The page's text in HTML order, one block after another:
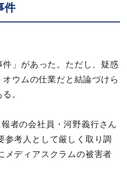
件
」があった。ただし、疑惑
ウムの仕業だと結論づけら
。
者の会社員・河野義行さん
参考人として厳しく取り調
メディアスクラムの被害者